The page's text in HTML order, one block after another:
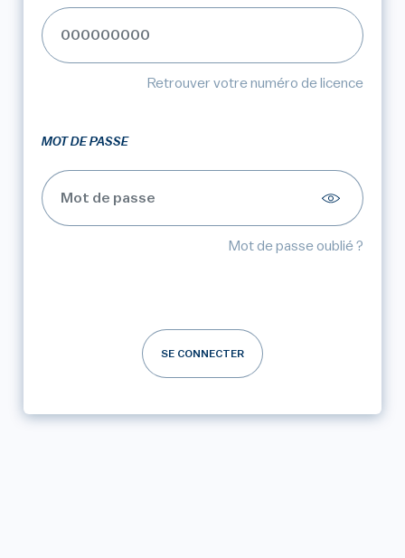
Retrouver votre numéro de licence
MOT DE PASSE
Mot de passe oublié ?
SE CONNECTER